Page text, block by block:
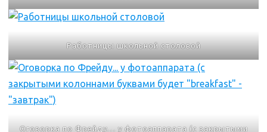
Работницы школьной столовой
Оговорка по Фрейду… у фотоаппарата (с закрытыми